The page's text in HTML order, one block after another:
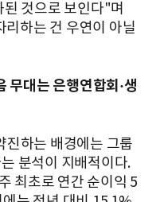
것으로 보인다"며
하는 건 우연이 아닐
대는 은행연합회·생
진하는 배경에는 그룹
분석이 지배적이다.
최초로 연간 순이익 5